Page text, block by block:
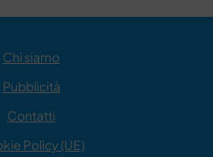
Chi siamo
Pubblicità
Contatti
Policy (UE)